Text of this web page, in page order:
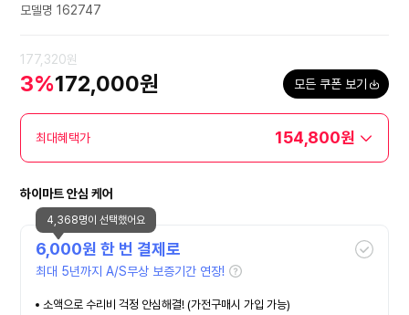
모델명 162747
177,320원
3%172,000원 모든 쿠폰 보기
최대혜택가 154,800원
하이마트 안심 케어
6,000원 한 번 결제로
최대 5년까지 A/S무상 보증기간 연장!
소액으로 수리비 걱정 안심해결! (가전구매시 가입 가능)
4,368명이 선택했어요